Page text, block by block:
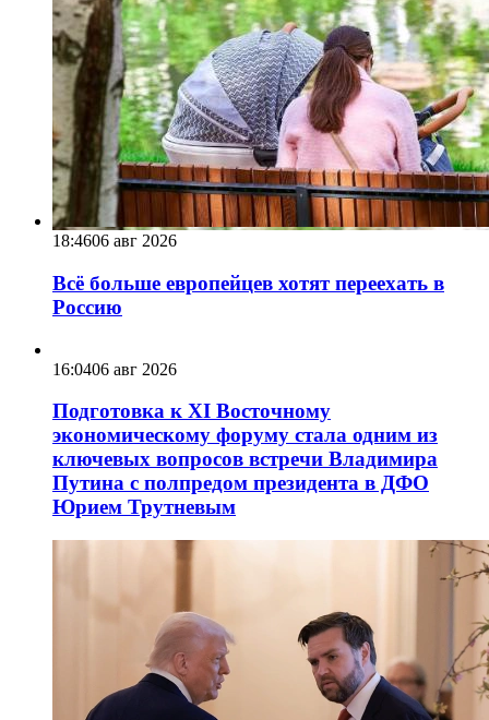
18:4606 авг 2026
Всё больше европейцев хотят переехать в
Россию
16:0406 авг 2026
Подготовка к XI Восточному
экономическому форуму стала одним из
ключевых вопросов встречи Владимира
Путина с полпредом президента в ДФО
Юрием Трутневым